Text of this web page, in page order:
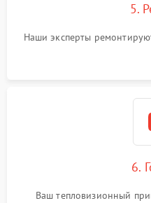
5.
Наши эксперты
6.
Ваш тепловизионный